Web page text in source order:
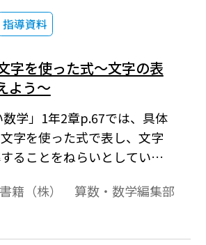
指導資料
字を使った式～文字の表
よう～
数学」1年2章p.67では、具体
字を使った式で表し、文字
ることをねらいとしていま
す。問2では、問1で文字を使
。…
籍（株） 算数・数学編集部